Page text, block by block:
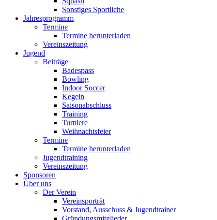
Sonstiges Sportliche
Jahresprogramm
Termine
Termine herunterladen
Vereinszeitung
Jugend
Beiträge
Badespass
Bowling
Indoor Soccer
Kegeln
Saisonabschluss
Training
Turniere
Weihnachtsfeier
Termine
Termine herunterladen
Jugendtraining
Vereinszeitung
Sponsoren
Über uns
Der Verein
Vereinsporträt
Vorstand, Ausschuss & Jugendtrainer
Gründungsmitglieder